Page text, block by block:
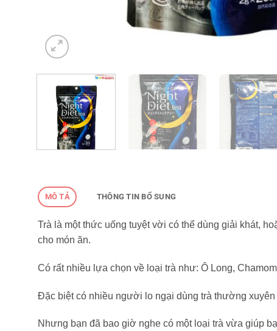
MÔ TẢ THÔNG TIN BỔ SUNG
Trà là một thức uống tuyệt vời có thể dùng giải khát,
cho món ăn.
Có rất nhiều lựa chọn về loại trà như: Ô Long,
Đặc biệt có nhiều người lo ngại dùng trà thường xuyên
Nhưng bạn đã bao giờ nghe có một loại trà vừa giúp